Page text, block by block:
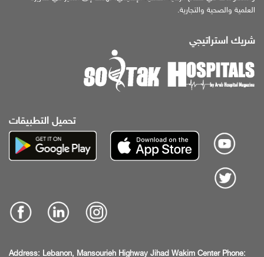
العلمية والصحية والتجارية.
شريك استراتيجي
تحميل التطبيقات
Address: Lebanon, Mansourieh Highway Jihad Wakim Center Phone: